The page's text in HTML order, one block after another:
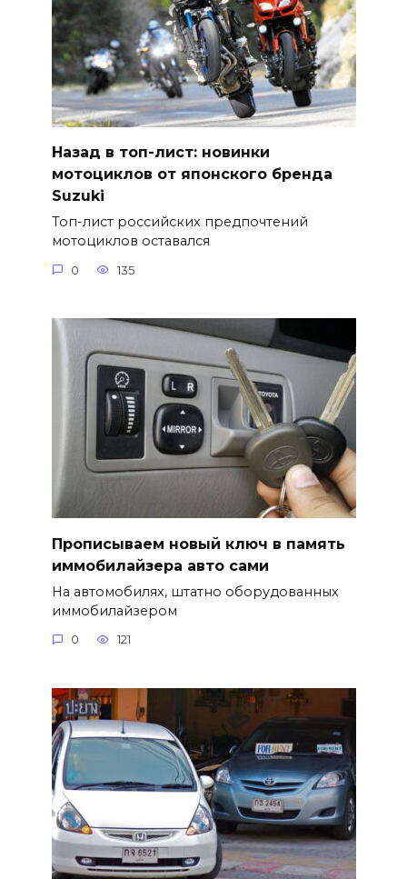
Назад в топ-лист: новинки
мотоциклов от японского бренда
Suzuki
Топ-лист российских предпочтений
мотоциклов оставался
0 135
Прописываем новый ключ в память
иммобилайзера авто сами
На автомобилях, штатно оборудованных
иммобилайзером
0 121